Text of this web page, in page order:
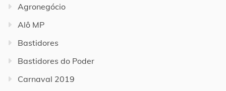
Agronegócio
Alô MP
Bastidores
Bastidores do Poder
Carnaval 2019